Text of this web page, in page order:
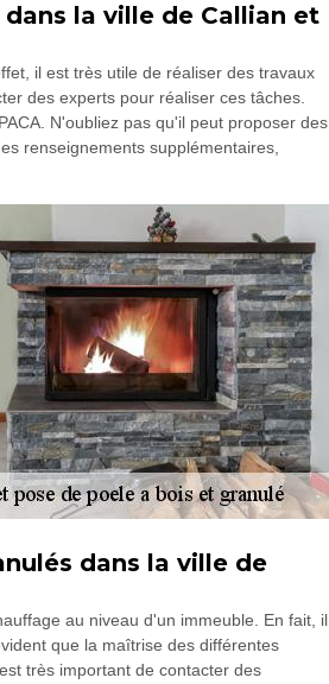
la ville de Callian et
il est très utile de réaliser des travaux
des experts pour réaliser ces tâches.
N'oubliez pas qu'il peut proposer des
renseignements supplémentaires,
dans la ville de
au niveau d'un immeuble. En fait, il
que la maîtrise des différentes
très important de contacter des